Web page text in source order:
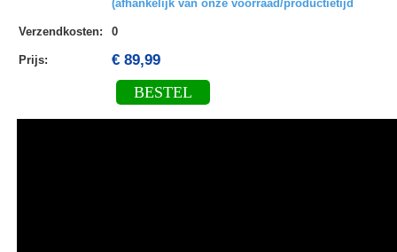
(afhankelijk van onze voorraad/productietijd
Verzendkosten: 0
Prijs: € 89,99
BESTEL